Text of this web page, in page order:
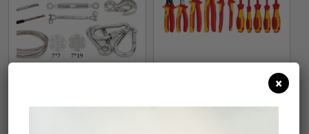
Εργαλεία Χειρός - Αναλώσιμα
×